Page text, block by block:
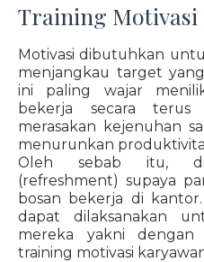
Training Motivasi
Motivasi dibutuhkan
menjangkau target
ini paling wajar
bekerja secara
merasakan kejenuhan
menurunkan
Oleh sebab itu,
(refreshment) supaya
bosan bekerja di
dapat dilaksanakan
mereka yakni dengan
training motivasi